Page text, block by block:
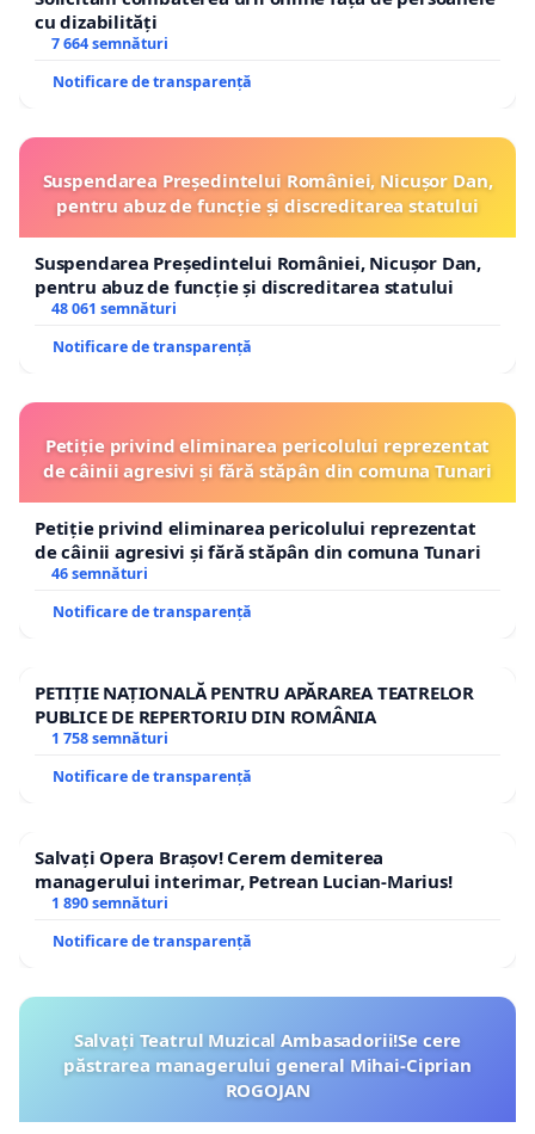
cu dizabilități
7 664 semnături
Notificare de transparență
Suspendarea Președintelui României, Nicușor Dan,
pentru abuz de funcție și discreditarea statului
Suspendarea Președintelui României, Nicușor Dan,
pentru abuz de funcție și discreditarea statului
48 061 semnături
Notificare de transparență
Petiție privind eliminarea pericolului reprezentat
de câinii agresivi și fără stăpân din comuna Tunari
Petiție privind eliminarea pericolului reprezentat
de câinii agresivi și fără stăpân din comuna Tunari
46 semnături
Notificare de transparență
PETIȚIE NAȚIONALĂ PENTRU APĂRAREA TEATRELOR
PUBLICE DE REPERTORIU DIN ROMÂNIA
1 758 semnături
Notificare de transparență
Salvați Opera Brașov! Cerem demiterea
managerului interimar, Petrean Lucian-Marius!
1 890 semnături
Notificare de transparență
Salvați Teatrul Muzical Ambasadorii!Se cere
păstrarea managerului general Mihai-Ciprian
ROGOJAN